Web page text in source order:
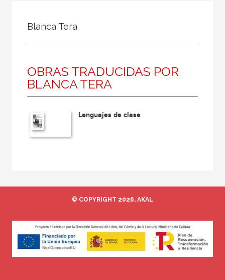
Blanca Tera
OBRAS TRADUCIDAS POR
BLANCA TERA
Lenguajes de clase
© COPYRIGHT 2026, AKAL